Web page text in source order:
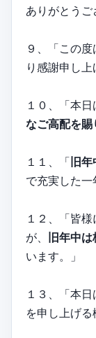
ありがとうご
９、「この度
り感謝申し上
１０、「本
なご高配を賜
１１、「旧
で充実した一
１２、「皆
が、 旧年中
います。」
１３、「本日
を申し上げる